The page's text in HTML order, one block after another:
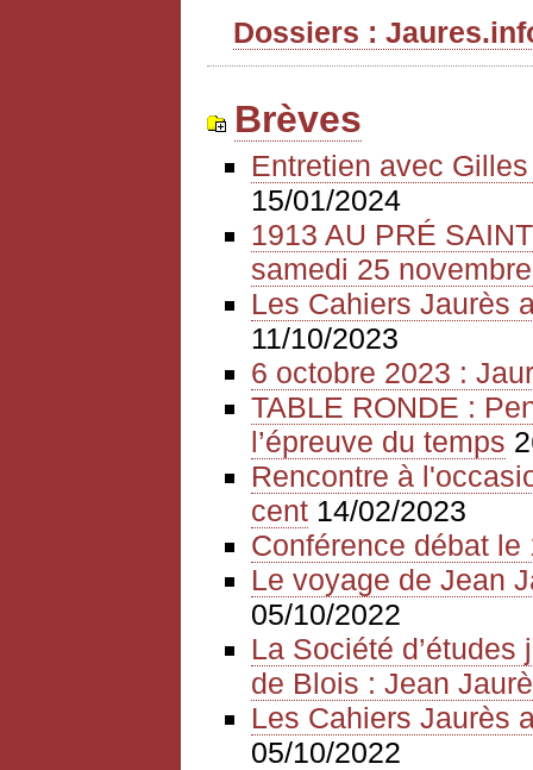
Dossiers :
Brèves
Entretien avec
15/01/2024
1913 AU PRÉ
samedi 25
Les Cahiers Jaurès
11/10/2023
6 octobre 2023 :
TABLE RONDE :
l’épreuve du temps
Rencontre à
cent 14/02/2023
Conférence débat
Le voyage de Jean
05/10/2022
La Société
de Blois : Jean
Les Cahiers Jaurès
05/10/2022